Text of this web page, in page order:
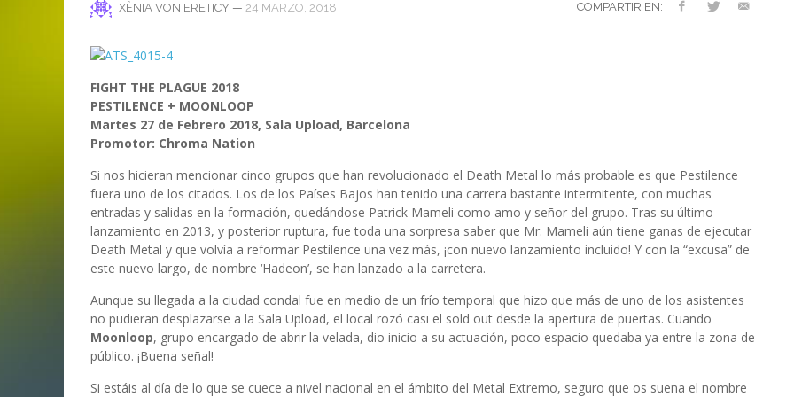
IMPRESIONES
PREFERENCIAS
NAGOLD 2025
2022 (EDICIÓN EN
EN PROFUNDIDAD
MARC GUTIÉRREZ
JUAN ESPINOZA
COMPARTIR EN:
XÈNIA VON ERETICY — 24 MARZO, 2018
FIGHT THE PLAGUE 2018
PESTILENCE + MOONLOOP
Martes 27 de Febrero 2018, Sala Upload, Barcelona
Promotor: Chroma Nation
Si nos hicieran mencionar cinco grupos que han revolucionado el Death Metal lo más probable es que Pestilence
fuera uno de los citados. Los de los Países Bajos han tenido una carrera bastante intermitente, con muchas
entradas y salidas en la formación, quedándose Patrick Mameli como amo y señor del grupo. Tras su último
lanzamiento en 2013, y posterior ruptura, fue toda una sorpresa saber que Mr. Mameli aún tiene ganas de ejecutar
Death Metal y que volvía a reformar Pestilence una vez más, ¡con nuevo lanzamiento incluido! Y con la “excusa” de
este nuevo largo, de nombre ‘Hadeon’, se han lanzado a la carretera.
Aunque su llegada a la ciudad condal fue en medio de un frío temporal que hizo que más de uno de los asistentes
no pudieran desplazarse a la Sala Upload, el local rozó casi el sold out desde la apertura de puertas. Cuando
Moonloop, grupo encargado de abrir la velada, dio inicio a su actuación, poco espacio quedaba ya entre la zona de
público. ¡Buena señal!
Si estáis al día de lo que se cuece a nivel nacional en el ámbito del Metal Extremo, seguro que os suena el nombre